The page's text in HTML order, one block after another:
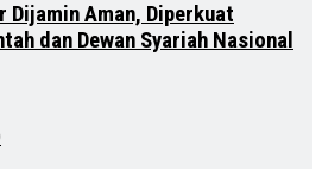
Dijamin Aman, Diperkuat
dan Dewan Syariah Nasional